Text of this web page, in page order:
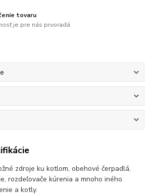
tovaru
je pre nás prvoradá
zdroje ku kotlom, obehové čerpadlá,
rozdeľovače kúrenia a mnoho iného
a kotly.